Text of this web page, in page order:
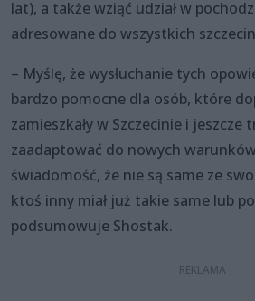
lat), a także wziąć udział w
adresowane do wszystkich
– Myślę, że wysłuchanie tych
bardzo pomocne dla osób, które
zamieszkały w Szczecinie i jeszcze
zaadaptować do nowych
świadomość, że nie są same ze
ktoś inny miał już takie same lub
podsumowuje Shostak.